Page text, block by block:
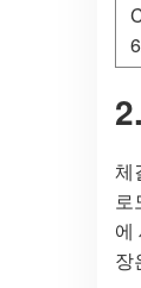
체
로
에
장